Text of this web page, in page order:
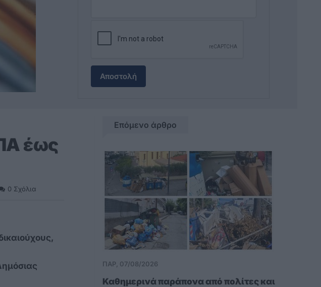
Αποστολή
έως
0 Σχόλια
Επόμενο άρθρο
ΠΑΡ, 07/08/2026
Καθημερινά παράπονα από πολίτες και